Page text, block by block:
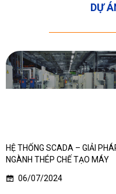
DỰ
HỆ THỐNG SCADA – GIẢI
NGÀNH THÉP CHẾ TẠO MÁY
06/07/2024